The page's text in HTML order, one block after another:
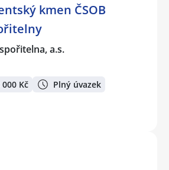
kmen ČSOB
a.s.
Kč Plný úvazek